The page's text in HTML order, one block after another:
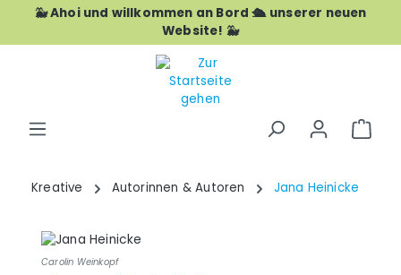
Zum Hauptinhalt springen
🐳 Ahoi und willkommen an Bord 🛳️ unserer neuen
Website! 🐳
Kreative Autorinnen & Autoren Jana Heinicke
Carolin Weinkopf